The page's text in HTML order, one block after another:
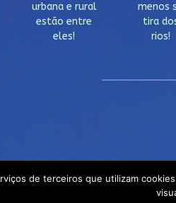
urbana e rural
estão entre
eles!
menos
tira
rios!
de terceiros que utilizam